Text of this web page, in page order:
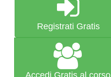
Registrati Gratis
Accedi Gratis al corso